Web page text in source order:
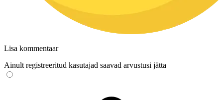
Lisa kommentaar
Ainult registreeritud kasutajad saavad arvustusi jätta